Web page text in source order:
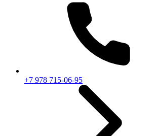
+7 978 715-06-95